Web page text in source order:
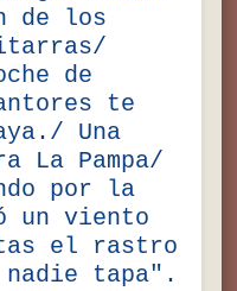
de los
de
te
Una
La Pampa/
por la
un viento
el rastro
tapa".